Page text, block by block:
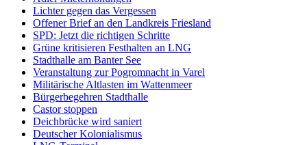
Lichter gegen das Vergessen
Offener Brief an den Landkreis Friesland
SPD: Jetzt die richtigen Schritte
Grüne kritisieren Festhalten an LNG
Stadthalle am Banter See
Veranstaltung zur Pogromnacht in Varel
Militärische Altlasten im Wattenmeer
Bürgerbegehren Stadthalle
Castor stoppen
Deichbrücke wird saniert
Deutscher Kolonialismus